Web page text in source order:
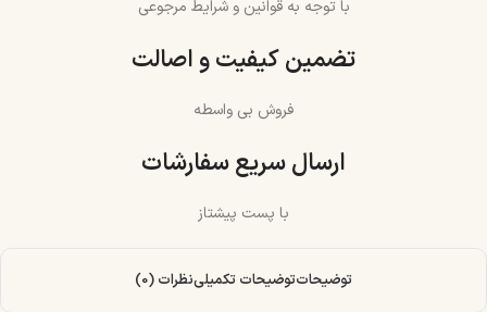
با توجه به قوانین و شرایط مرجوعی
تضمین کیفیت و اصالت
فروش بی واسطه
ارسال سریع سفارشات
با پست پیشتاز
توضیحاتتوضیحات تکمیلینظرات (0)